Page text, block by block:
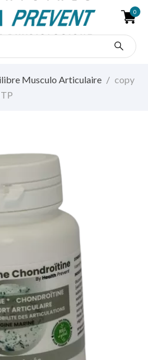
0
Musculo Articulaire
copy